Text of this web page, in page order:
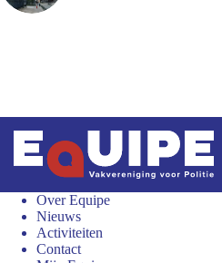
Over Equipe
Nieuws
Activiteiten
Contact